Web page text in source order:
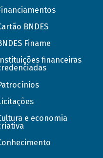
BNDES
Finame
Instituições financeiras
e economia